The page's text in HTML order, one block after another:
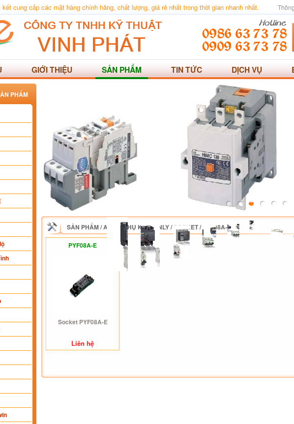
cung cấp các mặt hàng chính hãng, chất lượng, giá rẻ nhất trong thời gian nhanh nhất.
GIỚI THIỆU SẢN PHẨM TIN TỨC DỊCH VỤ
PHẨM
SẢN PHẨM/ANLY / PHỤ KIỆN ANLY/ SOCKET/ PYF08A-E
PYF08A-E
Socket PYF08A-E
Liên hệ